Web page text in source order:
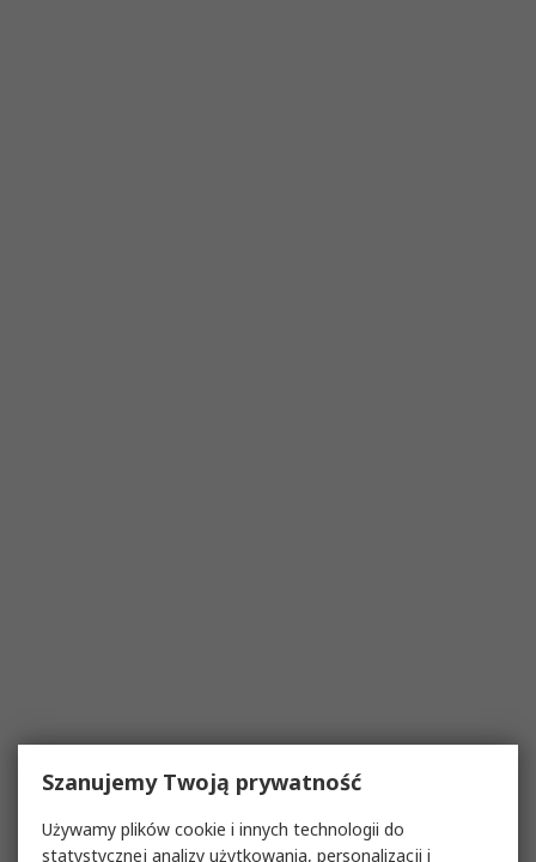
Szanujemy Twoją prywatność
Używamy plików cookie i innych technologii do
statystycznej analizy użytkowania, personalizacji i